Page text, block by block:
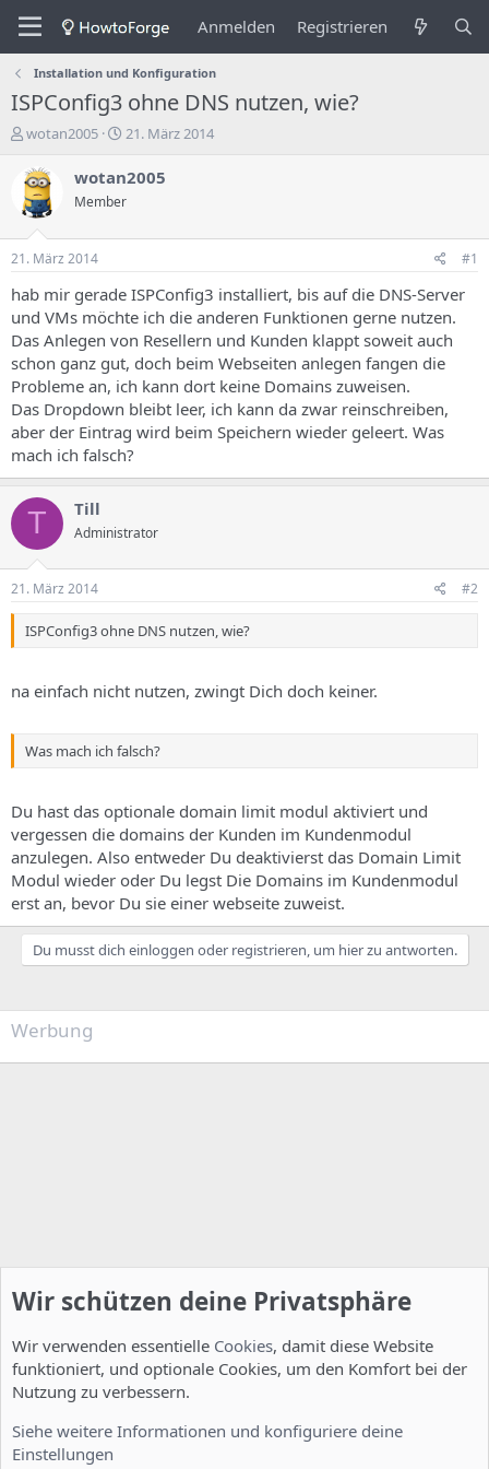
Anmelden Registrieren
Installation und Konfiguration
ISPConfig3 ohne DNS nutzen, wie?
E
s
t
e
e
r
e
s
T
h
e
m
s
wotan2005
E
s
n
g
s
d
a
t
u
m
21. März 2014
wotan2005
Member
21. März 2014 #1
hab mir gerade ISPConfig3 installiert, bis auf die DNS-Server
und VMs möchte ich die anderen Funktionen gerne nutzen.
Das Anlegen von Resellern und Kunden klappt soweit auch
schon ganz gut, doch beim Webseiten anlegen fangen die
Probleme an, ich kann dort keine Domains zuweisen.
Das Dropdown bleibt leer, ich kann da zwar reinschreiben,
aber der Eintrag wird beim Speichern wieder geleert. Was
mach ich falsch?
T Till
Administrator
21. März 2014 #2
ISPConfig3 ohne DNS nutzen, wie?
na einfach nicht nutzen, zwingt Dich doch keiner.
Was mach ich falsch?
Du hast das optionale domain limit modul aktiviert und
vergessen die domains der Kunden im Kundenmodul
anzulegen. Also entweder Du deaktivierst das Domain Limit
Modul wieder oder Du legst Die Domains im Kundenmodul
erst an, bevor Du sie einer webseite zuweist.
Du musst dich einloggen oder registrieren, um hier zu antworten.
Werbung
Wir schützen deine Privatsphäre
Wir verwenden essentielle Cookies, damit diese Website
funktioniert, und optionale Cookies, um den Komfort bei der
Nutzung zu verbessern.
Siehe weitere Informationen und konfiguriere deine
Einstellungen